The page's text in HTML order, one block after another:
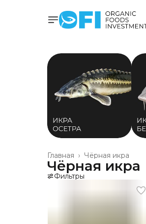
Чёрная икра
Главная ›
Чёрная икра
Фильтры